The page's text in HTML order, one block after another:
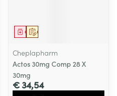
Op voorschrift
Geneesmiddel
Cheplapharm
Actos 30mg Comp 28 X
30mg
€ 34,54